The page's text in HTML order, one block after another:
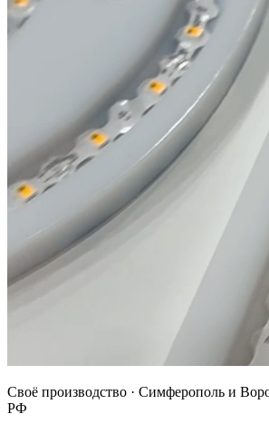
Своё производство · Симферополь и
РФ